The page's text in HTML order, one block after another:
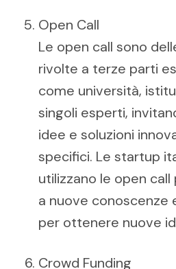
Open Call
Le open call sono
rivolte a terze parti
come università,
singoli esperti,
idee e soluzioni
specifici. Le startup
utilizzano le open
a nuove conoscenze
per ottenere nuove
Crowd Funding